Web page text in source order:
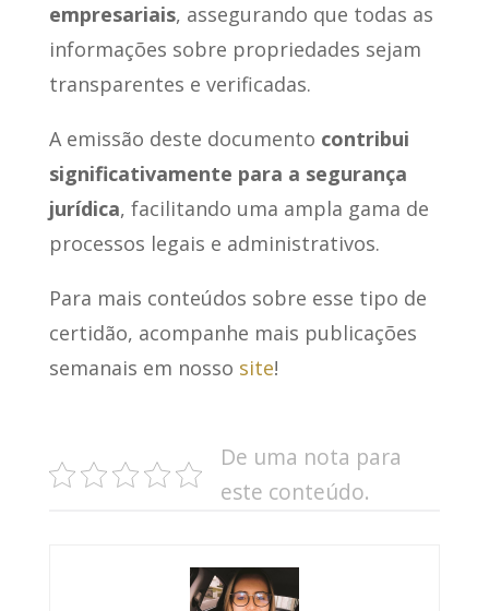
empresariais, assegurando que todas as
informações sobre propriedades sejam
transparentes e verificadas.
A emissão deste documento contribui
significativamente para a segurança
jurídica, facilitando uma ampla gama de
processos legais e administrativos.
Para mais conteúdos sobre esse tipo de
certidão, acompanhe mais publicações
semanais em nosso site!
De uma nota para
este conteúdo.